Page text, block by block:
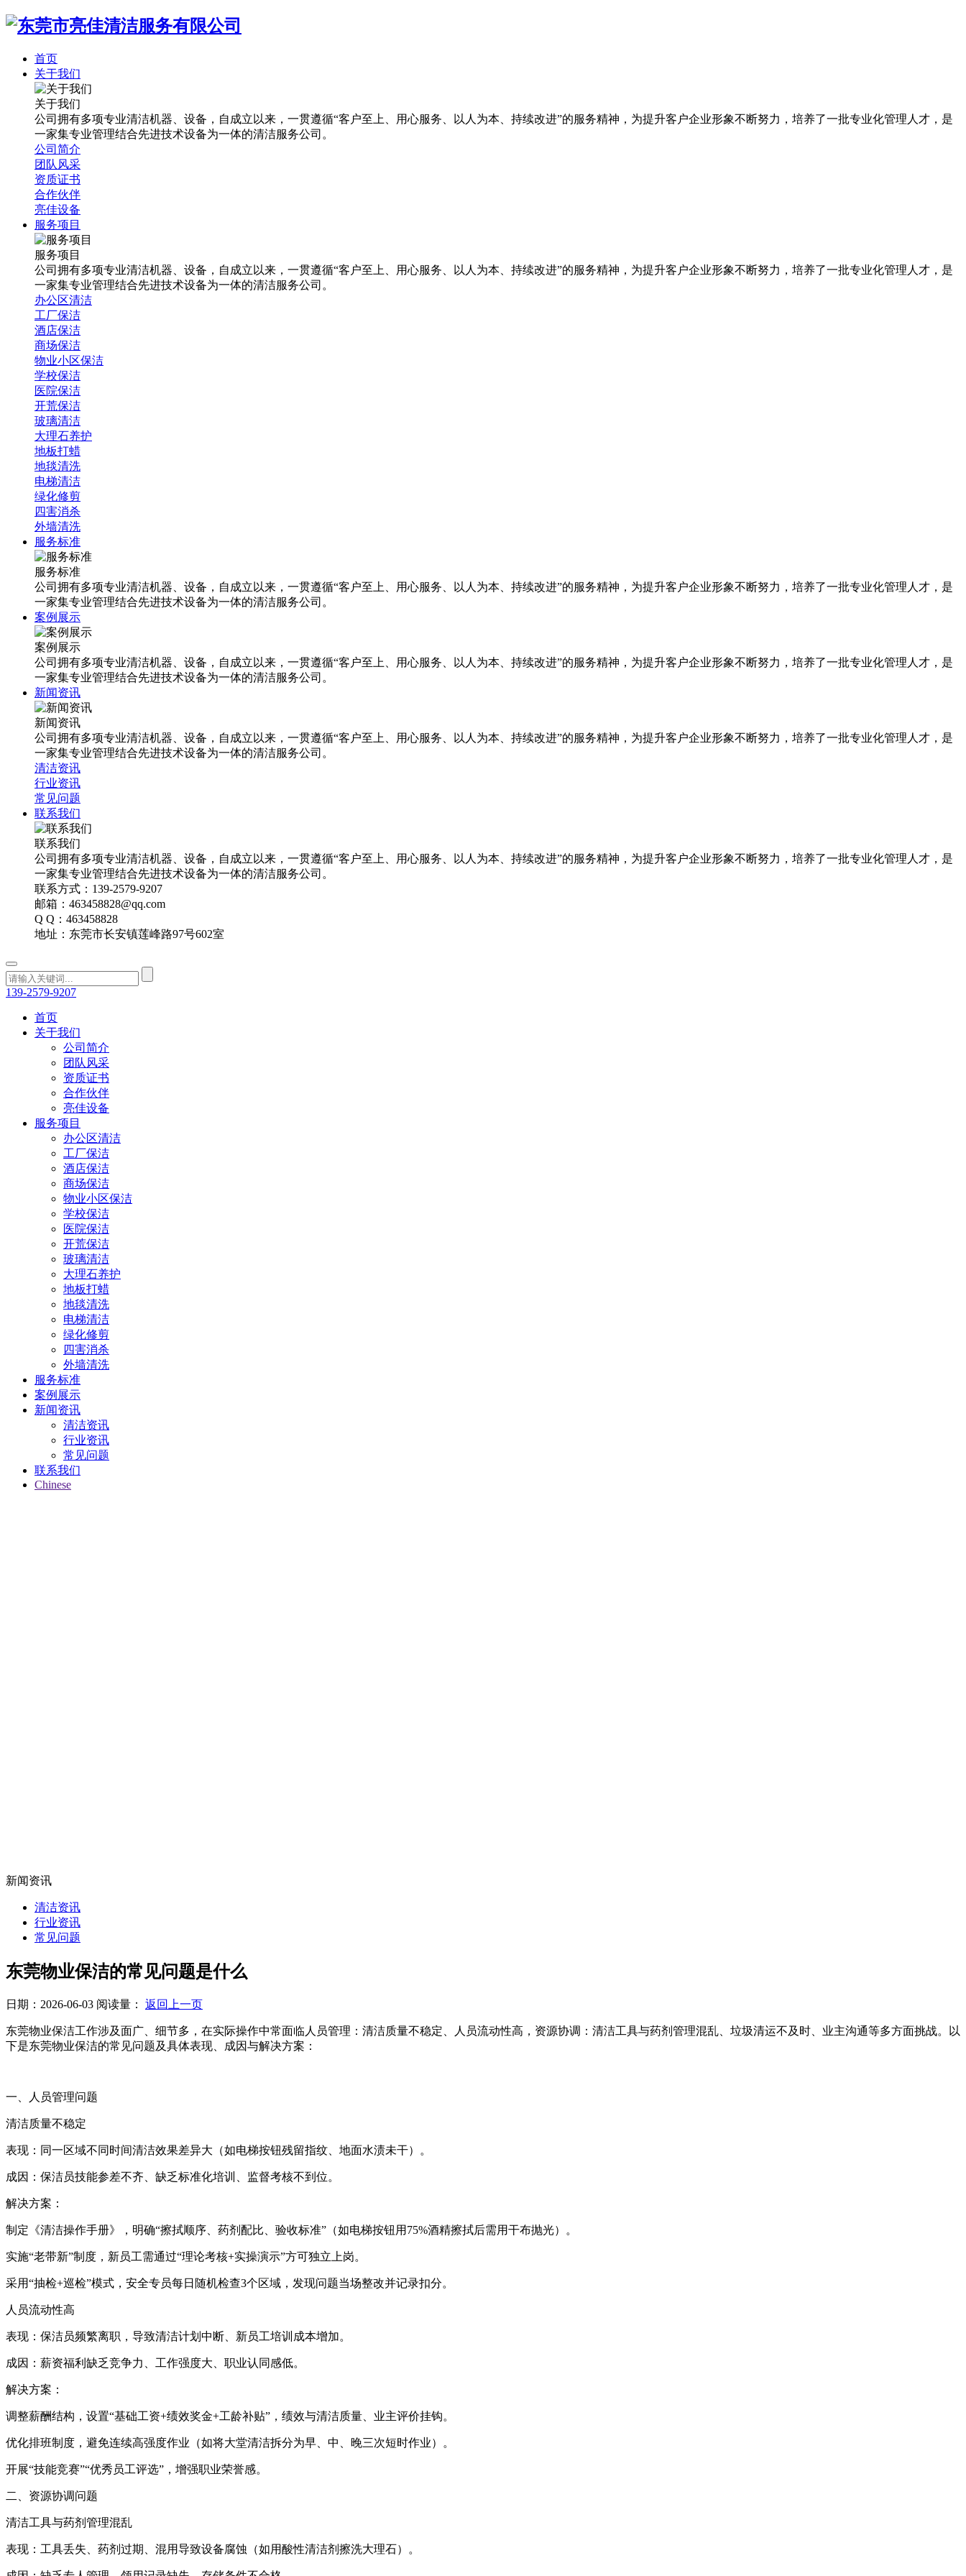
首页
关于我们
关于我们
公司拥有多项专业清洁机器、设备，自成立以来，一贯遵循“客户至上、用心服务、以人为本、持续改进”的服务精神，为提升客户企业形象不断努力，培养了一批专业化管理人才，是
一家集专业管理结合先进技术设备为一体的清洁服务公司。
公司简介
团队风采
资质证书
合作伙伴
亮佳设备
服务项目
服务项目
公司拥有多项专业清洁机器、设备，自成立以来，一贯遵循“客户至上、用心服务、以人为本、持续改进”的服务精神，为提升客户企业形象不断努力，培养了一批专业化管理人才，是
一家集专业管理结合先进技术设备为一体的清洁服务公司。
办公区清洁
工厂保洁
酒店保洁
商场保洁
物业小区保洁
学校保洁
医院保洁
开荒保洁
玻璃清洁
大理石养护
地板打蜡
地毯清洗
电梯清洁
绿化修剪
四害消杀
外墙清洗
服务标准
服务标准
公司拥有多项专业清洁机器、设备，自成立以来，一贯遵循“客户至上、用心服务、以人为本、持续改进”的服务精神，为提升客户企业形象不断努力，培养了一批专业化管理人才，是
一家集专业管理结合先进技术设备为一体的清洁服务公司。
案例展示
案例展示
公司拥有多项专业清洁机器、设备，自成立以来，一贯遵循“客户至上、用心服务、以人为本、持续改进”的服务精神，为提升客户企业形象不断努力，培养了一批专业化管理人才，是
一家集专业管理结合先进技术设备为一体的清洁服务公司。
新闻资讯
新闻资讯
公司拥有多项专业清洁机器、设备，自成立以来，一贯遵循“客户至上、用心服务、以人为本、持续改进”的服务精神，为提升客户企业形象不断努力，培养了一批专业化管理人才，是
一家集专业管理结合先进技术设备为一体的清洁服务公司。
清洁资讯
行业资讯
常见问题
联系我们
联系我们
公司拥有多项专业清洁机器、设备，自成立以来，一贯遵循“客户至上、用心服务、以人为本、持续改进”的服务精神，为提升客户企业形象不断努力，培养了一批专业化管理人才，是
一家集专业管理结合先进技术设备为一体的清洁服务公司。
联系方式：139-2579-9207
邮箱：463458828@qq.com
Q Q：463458828
地址：东莞市长安镇莲峰路97号602室
139-2579-9207
首页
关于我们
公司简介
团队风采
资质证书
合作伙伴
亮佳设备
服务项目
办公区清洁
工厂保洁
酒店保洁
商场保洁
物业小区保洁
学校保洁
医院保洁
开荒保洁
玻璃清洁
大理石养护
地板打蜡
地毯清洗
电梯清洁
绿化修剪
四害消杀
外墙清洗
服务标准
案例展示
新闻资讯
清洁资讯
行业资讯
常见问题
联系我们
Chinese
新闻资讯
清洁资讯
行业资讯
常见问题
东莞物业保洁的常见问题是什么
日期：2026-06-03 阅读量： 返回上一页
东莞物业保洁工作涉及面广、细节多，在实际操作中常面临人员管理：清洁质量不稳定、人员流动性高，资源协调：清洁工具与药剂管理混乱、垃圾清运不及时、业主沟通等多方面挑战。以
下是东莞物业保洁的常见问题及具体表现、成因与解决方案：
一、人员管理问题
清洁质量不稳定
表现：同一区域不同时间清洁效果差异大（如电梯按钮残留指纹、地面水渍未干）。
成因：保洁员技能参差不齐、缺乏标准化培训、监督考核不到位。
解决方案：
制定《清洁操作手册》，明确“擦拭顺序、药剂配比、验收标准”（如电梯按钮用75%酒精擦拭后需用干布抛光）。
实施“老带新”制度，新员工需通过“理论考核+实操演示”方可独立上岗。
采用“抽检+巡检”模式，安全专员每日随机检查3个区域，发现问题当场整改并记录扣分。
人员流动性高
表现：保洁员频繁离职，导致清洁计划中断、新员工培训成本增加。
成因：薪资福利缺乏竞争力、工作强度大、职业认同感低。
解决方案：
调整薪酬结构，设置“基础工资+绩效奖金+工龄补贴”，绩效与清洁质量、业主评价挂钩。
优化排班制度，避免连续高强度作业（如将大堂清洁拆分为早、中、晚三次短时作业）。
开展“技能竞赛”“优秀员工评选”，增强职业荣誉感。
二、资源协调问题
清洁工具与药剂管理混乱
表现：工具丢失、药剂过期、混用导致设备腐蚀（如用酸性清洁剂擦洗大理石）。